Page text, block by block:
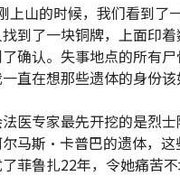
山的时候，我们看到了
到了一块铜牌，上面印
确认。失事地点的所有
直在想那些遗体的身份
医专家最先开挖的是烈
马斯·卡普巴的遗体，
菲鲁扎22年，令她痛苦